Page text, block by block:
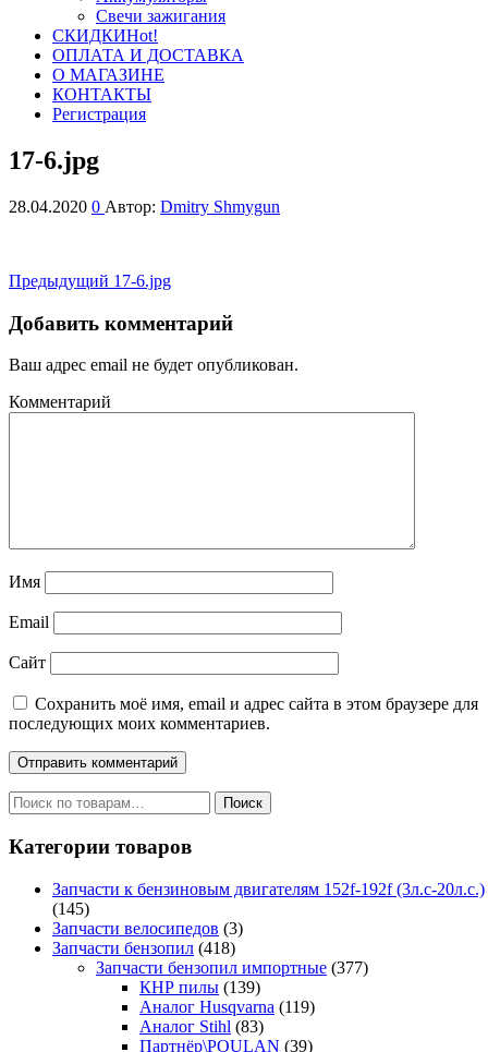
Свечи зажигания
СКИДКИHot!
ОПЛАТА И ДОСТАВКА
О МАГАЗИНЕ
КОНТАКТЫ
Регистрация
17-6.jpg
28.04.2020 0 Автор: Dmitry Shmygun
Навигация
по
записям
Предыдущая
Предыдущий 17-6.jpg
Добавить комментарий
Ваш адрес email не будет опубликован.
Комментарий
Имя
Email
Сайт
Сохранить моё имя, email и адрес сайта в этом браузере для
последующих моих комментариев.
Искать: Поиск
Категории товаров
Запчасти к бензиновым двигателям 152f-192f (3л.с-20л.с.)
(145)
Запчасти велосипедов (3)
Запчасти бензопил (418)
Запчасти бензопил импортные (377)
КНР пилы (139)
Аналог Husqvarna (119)
Аналог Stihl (83)
Партнёр\POULAN (39)